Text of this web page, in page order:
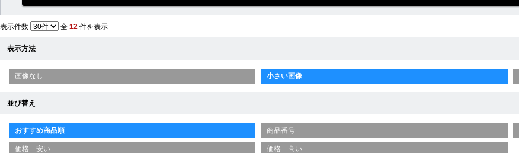
表示件数 全 12 件を表示
表示方法
画像なし 小さい画像
並び替え
おすすめ商品順 商品番号
価格—安い 価格—高い